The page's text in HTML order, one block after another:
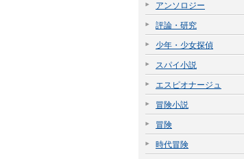
アンソロジー
評論・研究
少年・少女探偵
スパイ小説
エスピオナージュ
冒険小説
冒険
時代冒険